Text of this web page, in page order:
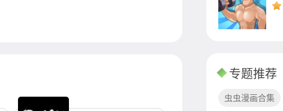
专题推荐
虫虫漫画合集